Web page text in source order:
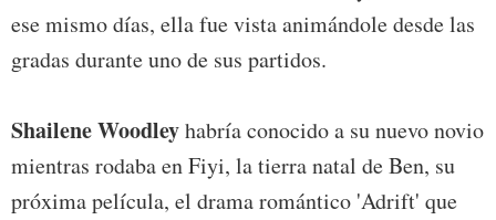
ese mismo días, ella fue vista animándole desde las
gradas durante uno de sus partidos.
ShaileneWoodleyhabría conocido a su nuevo novio
mientras rodaba en Fiyi, la tierra natal de Ben, su
próxima película, el drama romántico 'Adrift' que